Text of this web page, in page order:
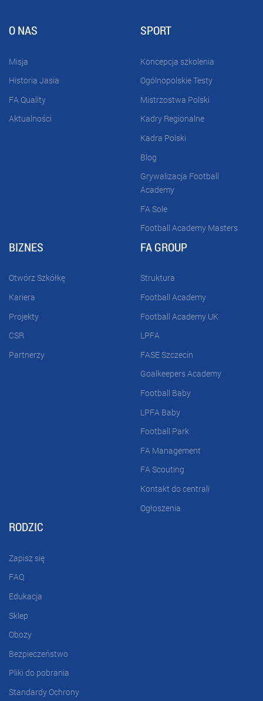
O NAS
Misja
Historia Jasia
FA Quality
Aktualności
SPORT
Koncepcja szkolenia
Ogólnopolskie Testy
Mistrzostwa Polski
Kadry Regionalne
Kadra Polski
Blog
Grywalizacja Football
Academy
FA Sole
Football Academy Masters
BIZNES
Otwórz Szkółkę
Kariera
Projekty
CSR
Partnerzy
FA GROUP
Struktura
Football Academy
Football Academy UK
LPFA
FASE Szczecin
Goalkeepers Academy
Football Baby
LPFA Baby
Football Park
FA Management
FA Scouting
Kontakt do centrali
Ogłoszenia
RODZIC
Zapisz się
FAQ
Edukacja
Sklep
Obozy
Bezpieczeństwo
Pliki do pobrania
Standardy Ochrony